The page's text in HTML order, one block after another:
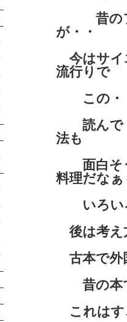
昔のフ
が・・
今はサイ
流行りで
この・・
読んで・
法も
面白そう
料理だなぁ
いろい
後は考え
古本で外
昔の本で
これはす